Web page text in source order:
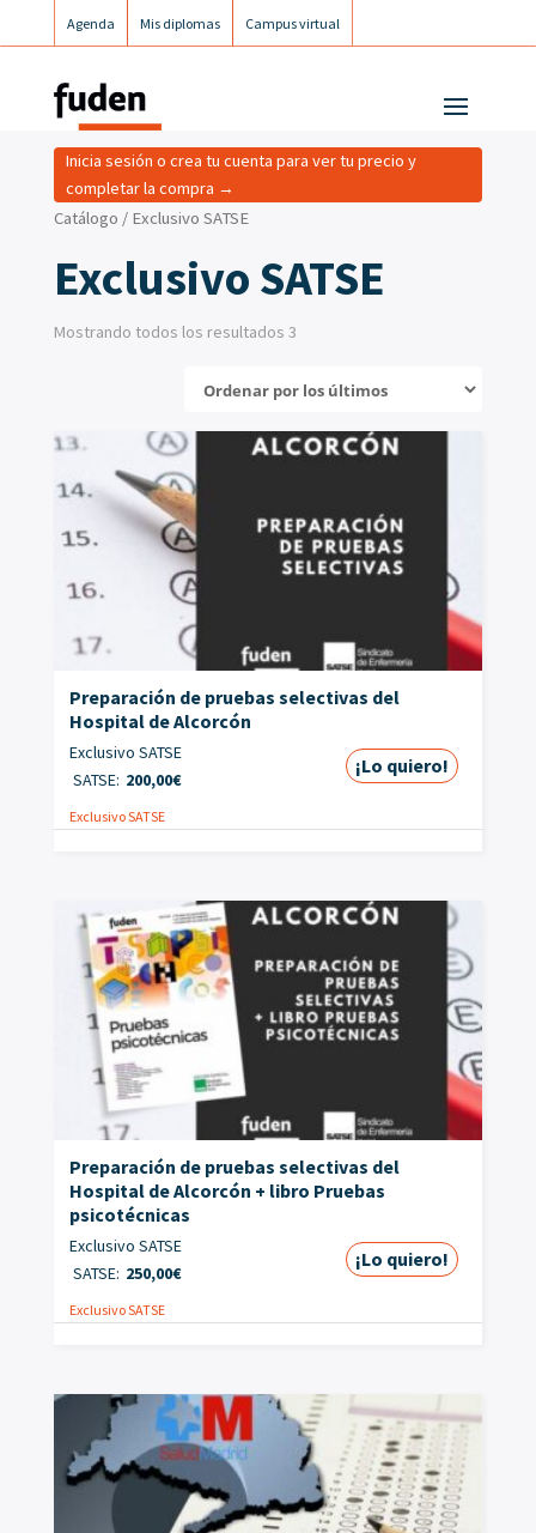
Agenda Mis diplomas Campus virtual
Catálogo / Exclusivo SATSE
Exclusivo SATSE
Inicia sesión o crea tu cuenta para ver tu precio y
completar la compra →
Mostrando todos los resultados 3
Preparación de pruebas selectivas del
Hospital de Alcorcón
Exclusivo SATSE
SATSE: 200,00€
¡Lo quiero!
Exclusivo SATSE
Preparación de pruebas selectivas del
Hospital de Alcorcón + libro Pruebas
psicotécnicas
Exclusivo SATSE
SATSE: 250,00€
¡Lo quiero!
Exclusivo SATSE